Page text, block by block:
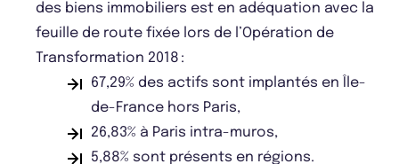
des biens immobiliers est en adéquation avec la
feuille de route fixée lors de l’Opération de
Transformation 2018 :
67,29% des actifs sont implantés en Île-
de-France hors Paris,
26,83% à Paris intra-muros,
5,88% sont présents en régions.